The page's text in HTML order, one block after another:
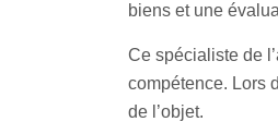
biens et une
Ce spécialiste de
compétence. Lors
de l’objet.